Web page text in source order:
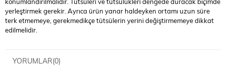
yerleştirmek gerekir. Ayrıca ürün yanar haldeyken ortamı uzun süre
terk etmemeye, gerekmedikçe tütsülerin yerini değiştirmemeye dikkat
edilmelidir.
YORUMLAR(0)